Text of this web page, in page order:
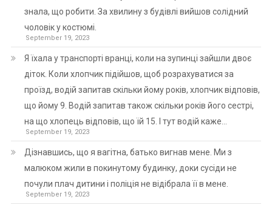
знала, що робити. За хвилину з будівлі вийшов солідний
чоловік у костюмі.
September 19, 2023
Я їхала у транспорті вранці, коли на зупинці зайшли двоє
діток. Коли хлопчик підійшов, щоб розрахуватися за
проїзд, водій запитав скільки йому років, хлопчик відповів,
що йому 9. Водій запитав також скільки років його сестрі,
на що хлопець відповів, що їй 15. І тут водій каже…
September 19, 2023
Дізнавшись, що я вагітна, батько вигнав мене. Ми з
малюком жили в покинутому будинку, доки сусіди не
почули плач дитини і поліція не відібрала її в мене.
September 19, 2023